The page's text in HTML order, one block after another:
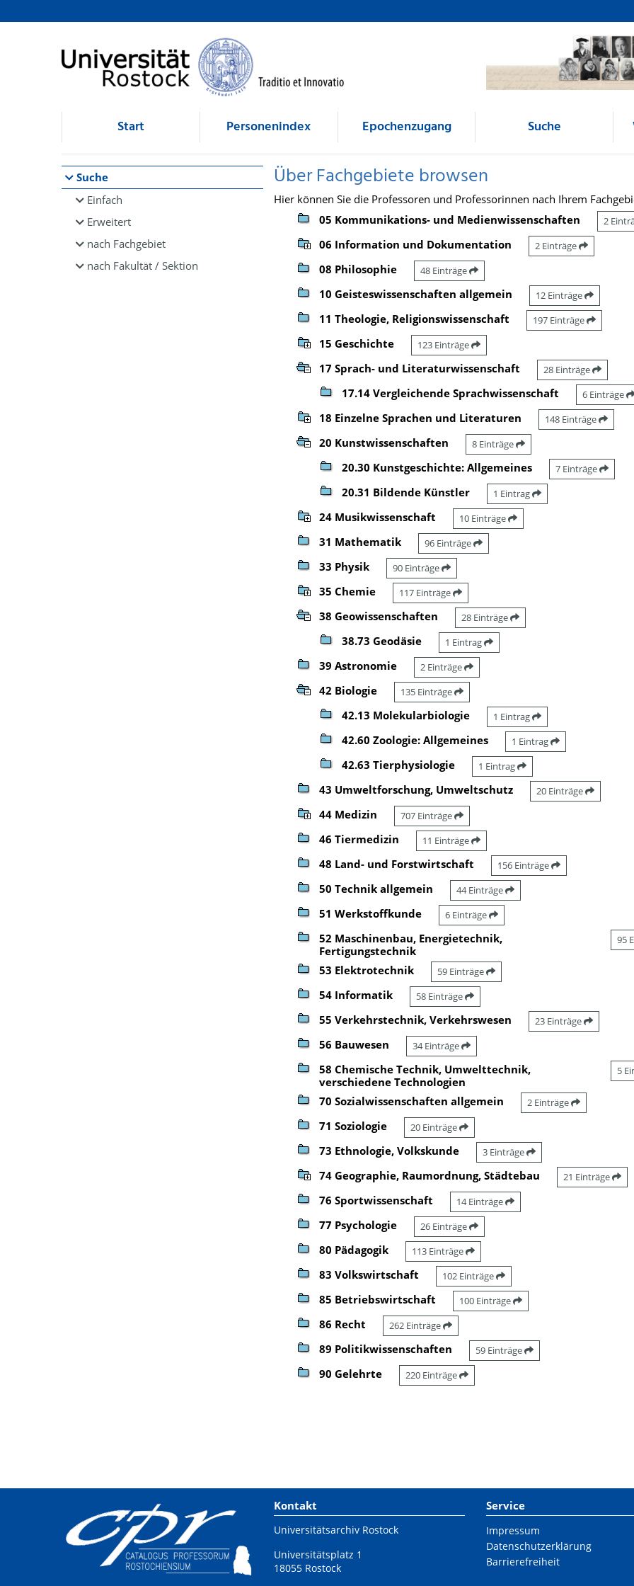
Browsen
direkt zum Inhalt
Start Personenindex Epochenzugang Suche
Suche
Einfach
Erweitert
nach Fachgebiet
nach Fakultät / Sektion
Über Fachgebiete browsen
Hier können Sie die Professoren und Professorinnen nach Ihrem
05 Kommunikations- und Medienwissenschaften
2
06 Information und Dokumentation 2 Einträge
08 Philosophie 48 Einträge
10 Geisteswissenschaften allgemein 12 Einträge
11 Theologie, Religionswissenschaft 197 Einträge
15 Geschichte 123 Einträge
17 Sprach- und Literaturwissenschaft 28 Einträge
17.14 Vergleichende Sprachwissenschaft 6 Einträge
18 Einzelne Sprachen und Literaturen 148 Einträge
20 Kunstwissenschaften 8 Einträge
20.30 Kunstgeschichte: Allgemeines 7 Einträge
20.31 Bildende Künstler 1 Eintrag
24 Musikwissenschaft 10 Einträge
31 Mathematik 96 Einträge
33 Physik 90 Einträge
35 Chemie 117 Einträge
38 Geowissenschaften 28 Einträge
38.73 Geodäsie 1 Eintrag
39 Astronomie 2 Einträge
42 Biologie 135 Einträge
42.13 Molekularbiologie 1 Eintrag
42.60 Zoologie: Allgemeines 1 Eintrag
42.63 Tierphysiologie 1 Eintrag
43 Umweltforschung, Umweltschutz 20 Einträge
44 Medizin 707 Einträge
46 Tiermedizin 11 Einträge
48 Land- und Forstwirtschaft 156 Einträge
50 Technik allgemein 44 Einträge
51 Werkstoffkunde 6 Einträge
52 Maschinenbau, Energietechnik,
Fertigungstechnik
95
53 Elektrotechnik 59 Einträge
54 Informatik 58 Einträge
55 Verkehrstechnik, Verkehrswesen 23 Einträge
56 Bauwesen 34 Einträge
58 Chemische Technik, Umwelttechnik,
verschiedene Technologien
5
70 Sozialwissenschaften allgemein 2 Einträge
71 Soziologie 20 Einträge
73 Ethnologie, Volkskunde 3 Einträge
74 Geographie, Raumordnung, Städtebau 21 Einträge
76 Sportwissenschaft 14 Einträge
77 Psychologie 26 Einträge
80 Pädagogik 113 Einträge
83 Volkswirtschaft 102 Einträge
85 Betriebswirtschaft 100 Einträge
86 Recht 262 Einträge
89 Politikwissenschaften 59 Einträge
90 Gelehrte 220 Einträge
Kontakt
Universitätsarchiv Rostock
Universitätsplatz 1
18055 Rostock
Service
Impressum
Datenschutzerklärung
Barrierefreiheit